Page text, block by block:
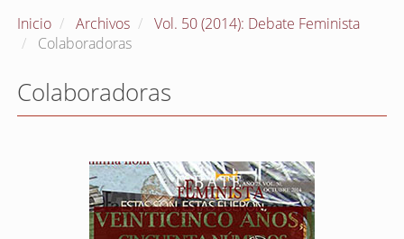
Inicio Archivos
Vol. 50 (2014): Debate Feminista
Colaboradoras
Colaboradoras